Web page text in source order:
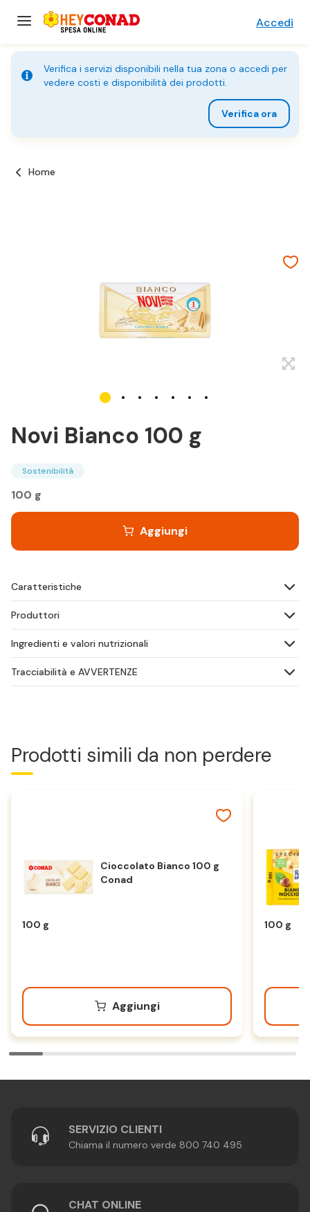
Accedi
Verifica i servizi disponibili nella tua zona o accedi per
vedere costi e disponibilità dei prodotti.
Verifica ora
Home
Novi Bianco 100 g
Sostenibilità
100 g
Aggiungi
Caratteristiche
Produttori
Ingredienti e valori nutrizionali
Tracciabilità e AVVERTENZE
Prodotti simili da non perdere
Cioccolato Bianco 100 g
Conad
100 g
Aggiungi
100 g
SERVIZIO CLIENTI
Chiama il numero verde 800 740 495
CHAT ONLINE